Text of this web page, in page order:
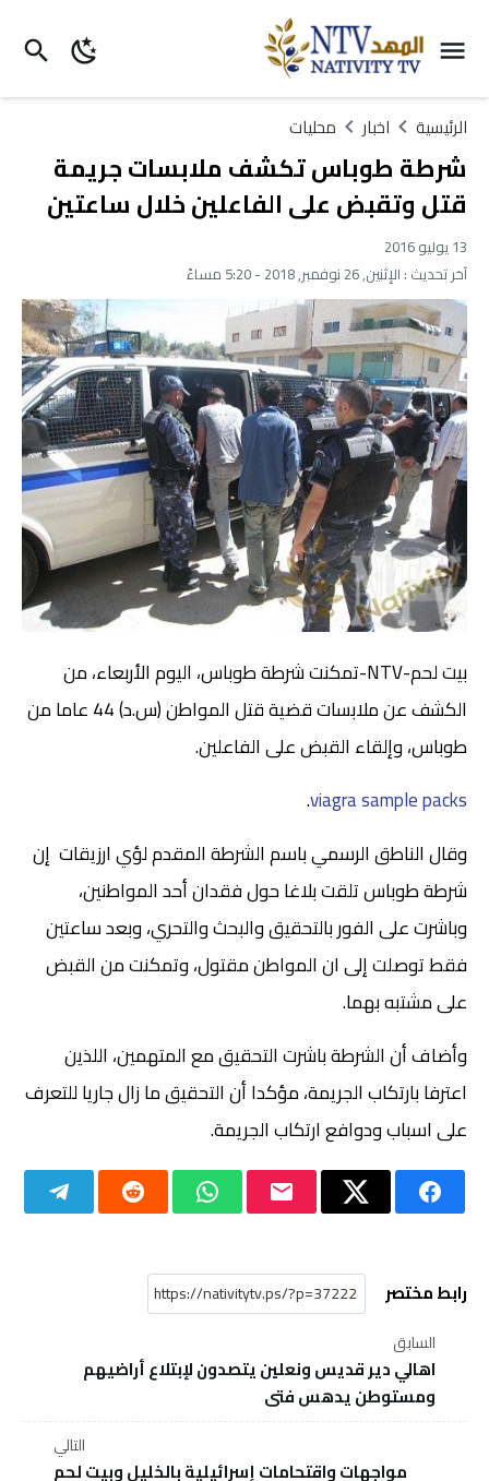
الرئيسية اخبار محليات
شرطة طوباس تكشف ملابسات جريمة
قتل وتقبض على الفاعلين خلال ساعتين
13 يوليو 2016
آخر تحديث : الإثنين, 26 نوفمبر, 2018 - 5:20 مساءً
بيت لحم-NTV-تمكنت شرطة طوباس، اليوم الأربعاء، من
الكشف عن ملابسات قضية قتل المواطن (س.د) 44 عاما من
طوباس، وإلقاء القبض على الفاعلين.
viagra sample packs
.
وقال الناطق الرسمي باسم الشرطة المقدم لؤي ارزيقات إن
شرطة طوباس تلقت بلاغا حول فقدان أحد المواطنين،
وباشرت على الفور بالتحقيق والبحث والتحري، وبعد ساعتين
فقط توصلت إلى ان المواطن مقتول، وتمكنت من القبض
على مشتبه بهما.
وأضاف أن الشرطة باشرت التحقيق مع المتهمين، اللذين
اعترفا بارتكاب الجريمة، مؤكدا أن التحقيق ما زال جاريا للتعرف
على اسباب ودوافع ارتكاب الجريمة.
رابط مختصر
السابق
اهالي دير قديس ونعلين يتصدون لإبتلاع أراضيهم
ومستوطن يدهس فتى
التالي
مواجهات واقتحامات إسرائيلية بالخليل وبيت لحم